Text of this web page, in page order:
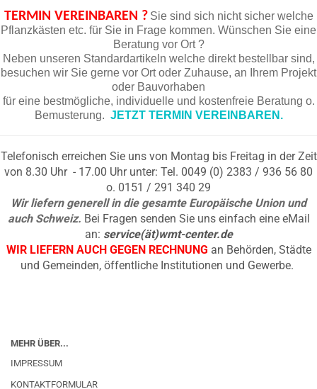
TERMIN VEREINBAREN ? Sie sind sich nicht sicher welche
Pflanzkästen etc. für Sie in Frage kommen. Wünschen Sie eine
Beratung vor Ort ?
Neben unseren Standardartikeln welche direkt bestellbar sind,
besuchen wir Sie gerne vor Ort oder Zuhause, an Ihrem Projekt
oder Bauvorhaben
für eine bestmögliche, individuelle und kostenfreie Beratung o.
Bemusterung. JETZT TERMIN VEREINBAREN.
Telefonisch erreichen Sie uns von Montag bis Freitag in der Zeit
von 8.30 Uhr - 17.00 Uhr unter: Tel. 0049 (0) 2383 / 936 56 80
o. 0151 / 291 340 29
Wir liefern generell in die gesamte Europäische Union und
auch Schweiz. Bei Fragen senden Sie uns einfach eine eMail
an: service(ät)wmt-center.de
WIR LIEFERN AUCH GEGEN RECHNUNG an Behörden, Städte
und Gemeinden, öffentliche Institutionen und Gewerbe.
MEHR ÜBER...
IMPRESSUM
KONTAKTFORMULAR